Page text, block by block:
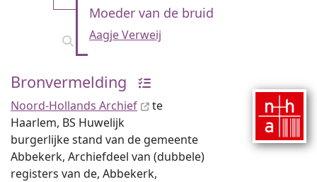
Moeder van de bruid
Aagje Verweij
Bronvermelding
Noord-Hollands Archief
te
Haarlem, BS Huwelijk
burgerlijke stand van de gemeente
Abbekerk, Archiefdeel van (dubbele)
registers van de, Abbekerk,